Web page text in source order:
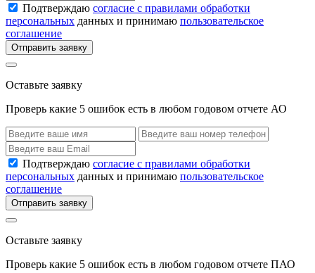
Подтверждаю согласие с правилами обработки
персональных данных и принимаю пользовательское
соглашение
Отправить заявку
Оставьте заявку
Проверь какие 5 ошибок есть в любом годовом отчете АО
Подтверждаю согласие с правилами обработки
персональных данных и принимаю пользовательское
соглашение
Отправить заявку
Оставьте заявку
Проверь какие 5 ошибок есть в любом годовом отчете ПАО